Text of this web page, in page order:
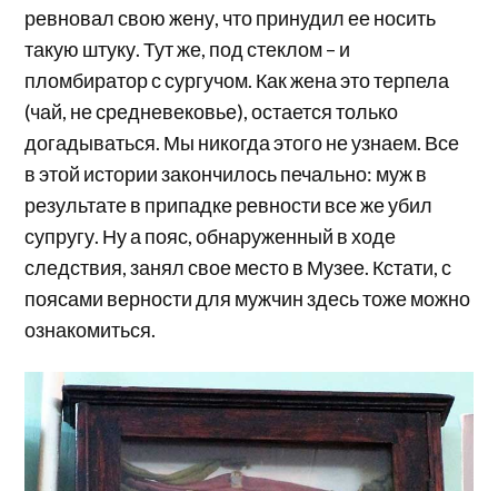
ревновал свою жену, что принудил ее носить
такую штуку. Тут же, под стеклом – и
пломбиратор с сургучом. Как жена это терпела
(чай, не средневековье), остается только
догадываться. Мы никогда этого не узнаем. Все
в этой истории закончилось печально: муж в
результате в припадке ревности все же убил
супругу. Ну а пояс, обнаруженный в ходе
следствия, занял свое место в Музее. Кстати, с
поясами верности для мужчин здесь тоже можно
ознакомиться.